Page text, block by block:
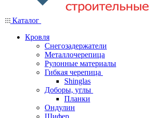
Каталог
Кровля
Снегозадержатели
Металлочерепица
Рулонные материалы
Гибкая черепица
Shinglas
Доборы, углы
Планки
Ондулин
Шифер